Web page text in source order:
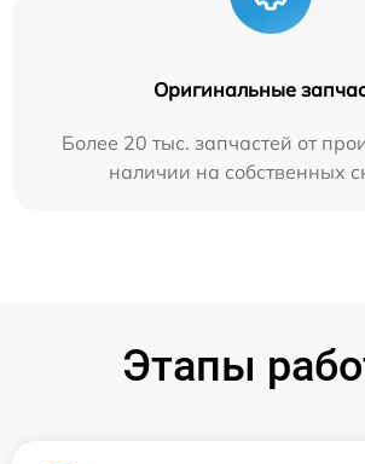
Оригинальные
Более 20 тыс. запчастей от
наличии на собственных
Этапы